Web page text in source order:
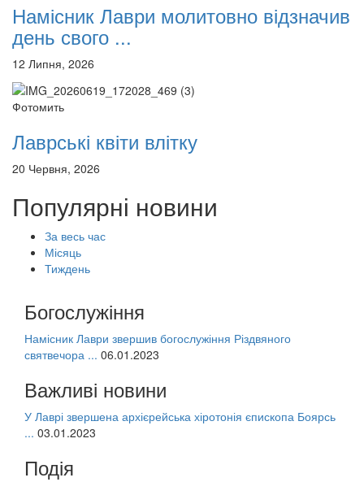
Намісник Лаври молитовно відзначив
день свого ...
12 Липня, 2026
Фотомить
Лаврські квіти влітку
20 Червня, 2026
Популярні новини
За весь час
Місяць
Тиждень
Богослужіння
Намісник Лаври звершив богослужіння Різдвяного
святвечора ... 06.01.2023
Важливі новини
У Лаврі звершена архієрейська хіротонія єпископа Боярсь
... 03.01.2023
Подія